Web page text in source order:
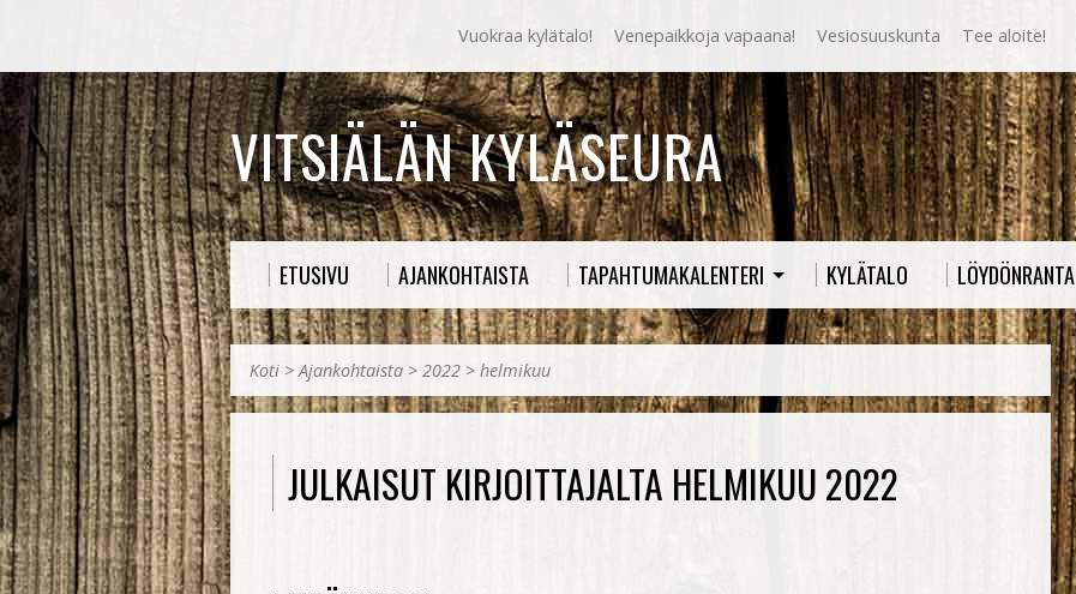
Vuokraa kylätalo! Venepaikkoja vapaana! Vesiosuuskunta Tee aloite!
VITSIÄLÄN KYLÄSEURA
ETUSIVU AJANKOHTAISTA TAPAHTUMAKALENTERI KYLÄTALO LÖYDÖNRANTA
Koti >Ajankohtaista > 2022 > helmikuu
JULKAISUT KIRJOITTAJALTA HELMIKUU 2022